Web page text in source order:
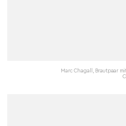
Marc Chagall, Brautpaar